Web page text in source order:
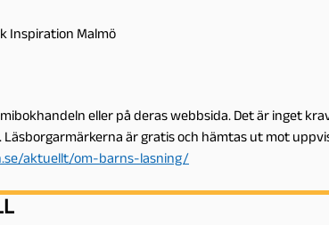
Inspiration Malmö
eller på deras webbsida. Det är inget
är gratis och hämtas ut mot
aktuellt/om-barns-lasning/